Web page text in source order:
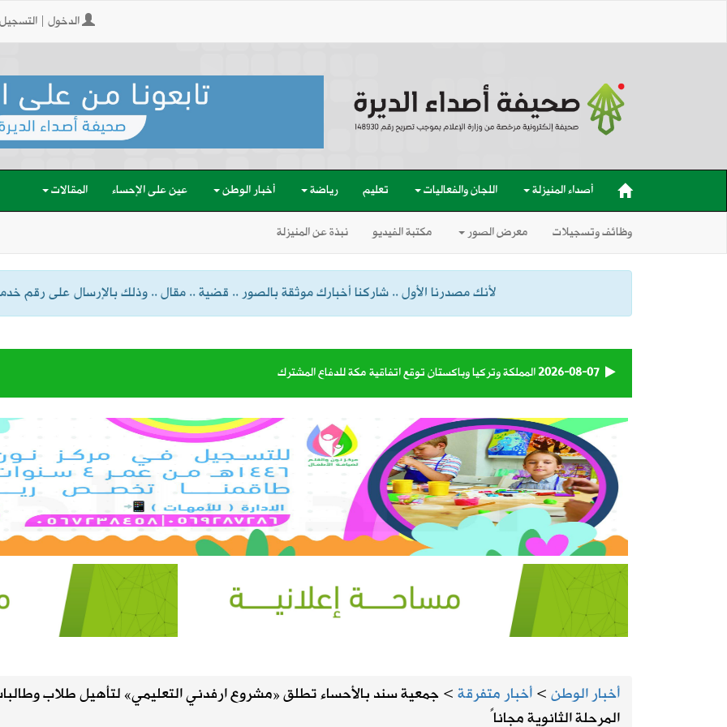
الدخول |
أصداء المنيزلة اللجان والفعاليات تعليم رياضة أخبار الوطن عين على الإحساء المقالات
وظائف وتسجيلات معرض الصور مكتبة الفيديو نبذة عن المنيزلة
لأنك مصدرنا الأول .. شاركنا أخبارك موثقة بالصور .. قضية .. مقال .. وذلك بالإرسال على رقم خدمة
2026-08-07المملكة وتركيا وباكستان توقع اتفاقية مكة للدفاع المشترك
2026-08-07حساب المواطن يوضح: العمالة المنزلية ليست من التابعين
2026-08-07اقتران الثريا بالقمر يعلن اقتراب نهاية الصيف في سماء المملكة
2026-08-07 الحرارة تصل لـ 50 مئوية.. الإنذار البرتقالي بموجة حارة على الأحساء وعدة مدن بالشرقية
2026-08-07“الغذاء والدواء” تسحب 3 منتجات قهوة وشوكولاتة وتحذر من استهلاكها
2026-08-06 رسميًا.. الأهلي يعلن التعاقد مع الكرواتي الهولندي مارينو بوسيتش
2026-08-06 تبوك تتصدر إنتاج العنب في المملكة بنسبة 40%
أخبار الوطن>أخبار متفرقة>جمعية سند بالأحساء تطلق «مشروع ارفدني التعليمي» لتأهيل طلاب
المرحلة الثانوية مجاناً